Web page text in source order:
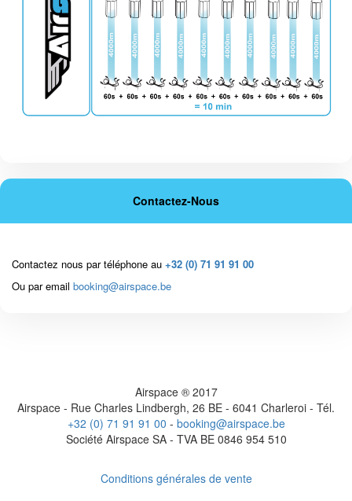
Contactez-Nous
Contactez nous par téléphone au +32 (0) 71 91 91 00
Ou par email booking@airspace.be
Airspace ® 2017
Airspace - Rue Charles Lindbergh, 26 BE - 6041 Charleroi - Tél.
+32 (0) 71 91 91 00 - booking@airspace.be
Société Airspace SA - TVA BE 0846 954 510
Conditions générales de vente